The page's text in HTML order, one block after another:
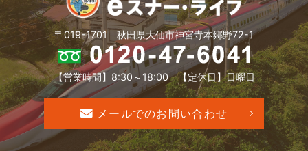
〒019-1701 秋田県大仙市神宮寺本郷野72-1
【営業時間】8:30～18:00 【定休日】日曜日
メールでのお問い合わせ